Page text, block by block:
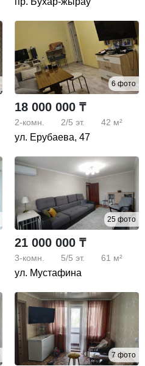
6 фото
18 000 000 ₸
2-комн. 2/5 эт. 42 м²
ул. Ерубаева, 47
25 фото
21 000 000 ₸
3-комн. 5/5 эт. 61 м²
ул. Мустафина
7 фото